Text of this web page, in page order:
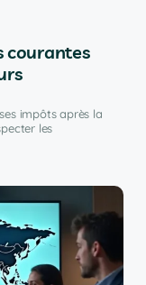
courantes
impôts après la
les